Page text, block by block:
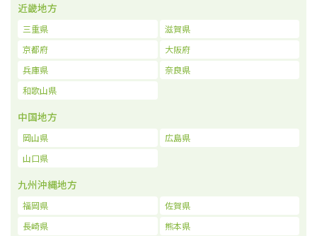
近畿地方
三重県
滋賀県
京都府
大阪府
兵庫県
奈良県
和歌山県
中国地方
岡山県
広島県
山口県
九州沖縄地方
福岡県
佐賀県
長崎県
熊本県